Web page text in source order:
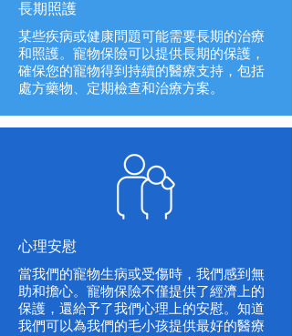
長期照護
某些疾病或健康問題可能需要長期的治療
和照護。寵物保險可以提供長期的保護，
確保您的寵物得到持續的醫療支持，包括
處方藥物、定期檢查和治療方案。
心理安慰
當我們的寵物生病或受傷時，我們感到無
助和擔心。寵物保險不僅提供了經濟上的
保護，還給予了我們心理上的安慰。知道
我們可以為我們的毛小孩提供最好的醫療